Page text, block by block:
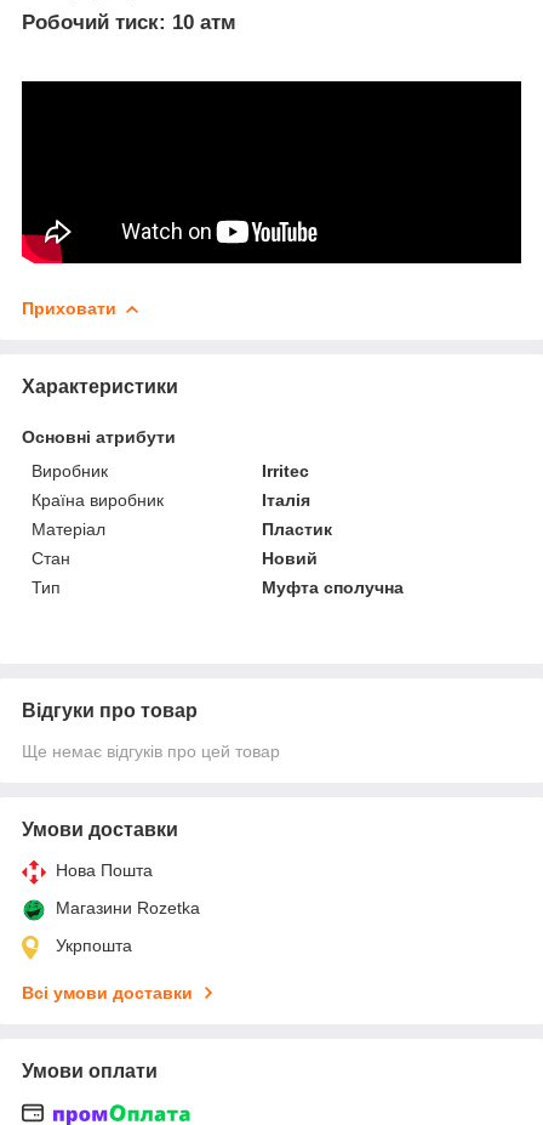
Робочий тиск: 10 атм
Приховати
Характеристики
Основні атрибути
Виробник
Irritec
Країна виробник
Італія
Матеріал
Пластик
Стан
Новий
Тип
Муфта сполучна
Відгуки про товар
Ще немає відгуків про цей товар
Умови доставки
Нова Пошта
Магазини Rozetka
Укрпошта
Всі умови доставки
Умови оплати